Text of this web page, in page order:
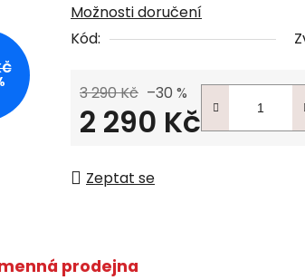
Možnosti doručení
Kód:
3 290 Kč –30 %
2 290 Kč
Zeptat se
prodejna